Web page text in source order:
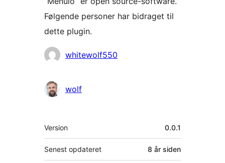
Følgende personer har bidraget til
dette plugin.
Bidragsydere
whitewolf550
wolf
Meta
Version 0.0.1
Senest opdateret 8 år siden